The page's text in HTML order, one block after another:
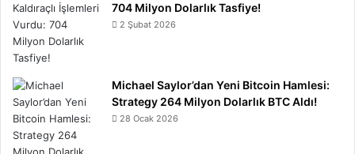
704 Milyon Dolarlık Tasfiye!
2 Şubat 2026
Michael Saylor’dan Yeni Bitcoin Hamlesi:
Strategy 264 Milyon Dolarlık BTC Aldı!
28 Ocak 2026